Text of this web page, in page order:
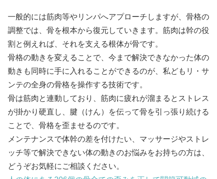
一般的には筋肉等やリンパへアプローチしますが、骨格の
調整では、骨を根本から復元していきます。筋肉は幹の役
割と例えれば、それを支える根体が骨です。
骨格の動きを変えることで、今まで解決できなかった体の
動きも同時に手に入れることができるのが、私どもリ・サ
ンテの全身の骨格を操作する技術です。
骨は筋肉と連動しており、筋肉に疲れが溜まるとストレス
が掛かり硬直し、腱（けん）を伝って骨を引っ張り続ける
ことで、骨格を歪ませるのです。
メンテナンスで体幹の差を付けたい、マッサージやストレ
ッチ等で解決できない体の動きのお悩みをお持ちの方は、
どうぞお気軽にご相談ください。